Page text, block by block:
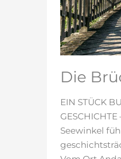
Die
EIN STÜCK
Seewinkel